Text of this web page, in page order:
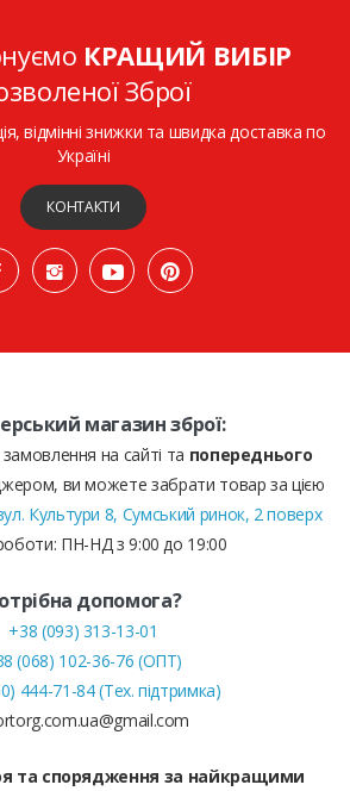
КРАЩИЙ ВИБІР
Зброї
відмінні знижки та швидка доставка по
Україні
КОНТАКТИ
магазин зброї:
на сайті та попереднього
ви можете забрати товар за цією
Культури 8, Сумський ринок, 2 поверх
ПН-НД з 9:00 до 19:00
допомога?
+38 (093) 313-13-01
(068) 102-36-76 (ОПТ)
444-71-84 (Тех. підтримка)
та спорядження за найкращими